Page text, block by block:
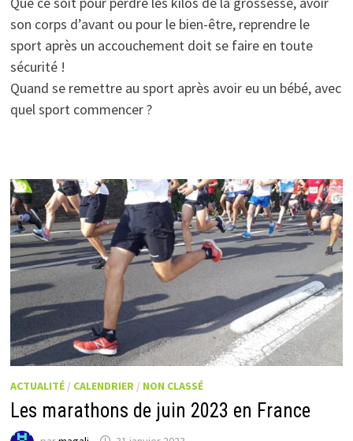
son corps d’avant ou pour le bien-être, reprendre le
sport après un accouchement doit se faire en toute
sécurité !
Quand se remettre au sport après avoir eu un bébé, avec
quel sport commencer ?
ACTUALITÉ / CALENDRIER / NON CLASSÉ
Les marathons de juin 2023 en France